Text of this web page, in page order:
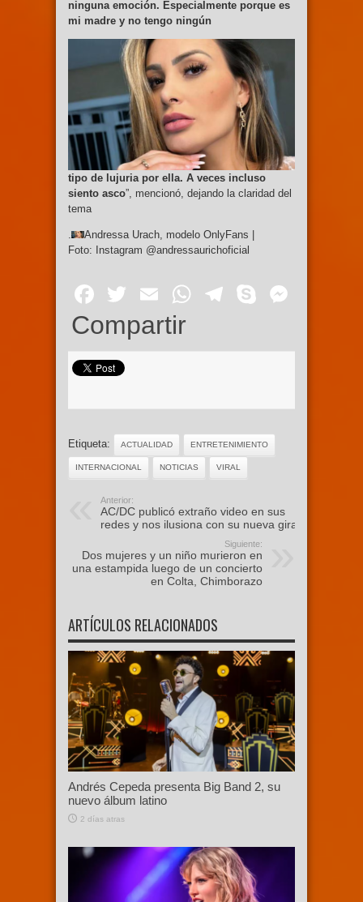
ninguna emoción. Especialmente porque es
mi madre y no tengo ningún
tipo de lujuria por ella. A veces incluso
siento asco”, mencionó, dejando la claridad del
tema
.
Andressa Urach, modelo OnlyFans |
Foto: Instagram @andressaurichoficial
Facebook
Twitter
EmailWhatsApp
Telegram
Skype
Compartir
Etiqueta: ACTUALIDAD ENTRETENIMIENTO
INTERNACIONAL NOTICIAS VIRAL
Anterior:
AC/DC publicó extraño video en sus
redes y nos ilusiona con su nueva gira
Siguiente:
Dos mujeres y un niño murieron en
una estampida luego de un concierto
en Colta, Chimborazo
ARTÍCULOS RELACIONADOS
Andrés Cepeda presenta Big Band 2, su
nuevo álbum latino
2 días atras